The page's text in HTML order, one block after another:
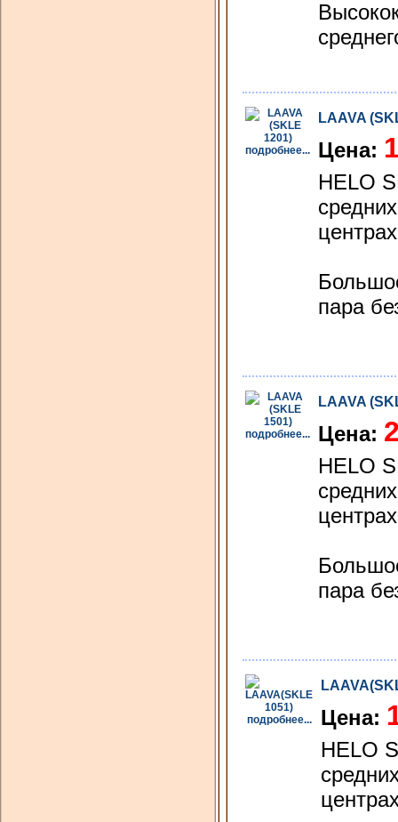
подробнее...
LAAVA
Цена:
HELO
пара
подробнее...
LAAVA
Цена:
HELO
пара
подробнее... Цена:
HELO